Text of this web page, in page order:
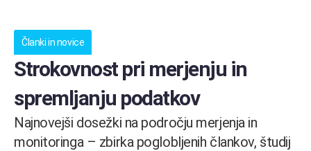
Članki in novice
Strokovnost pri merjenju in
spremljanju podatkov
Najnovejši dosežki na področju merjenja in
monitoringa – zbirka poglobljenih člankov, študij